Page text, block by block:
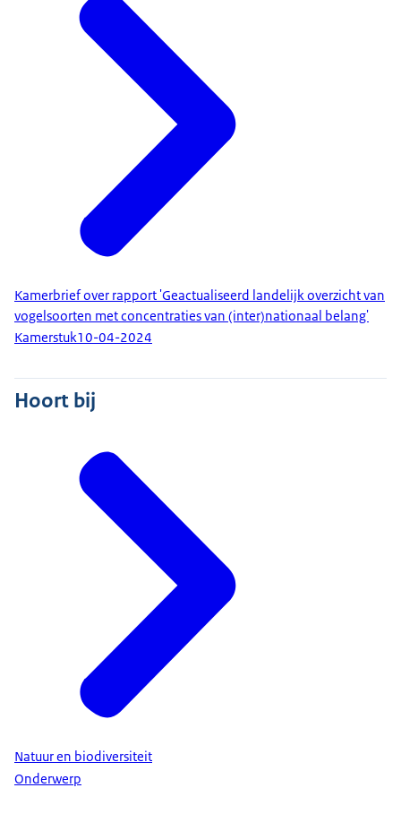
Kamerbrief over rapport 'Geactualiseerd landelijk overzicht van
vogelsoorten met concentraties van (inter)nationaal belang'
Kamerstuk10-04-2024
Hoort bij
Natuur en biodiversiteit
Onderwerp